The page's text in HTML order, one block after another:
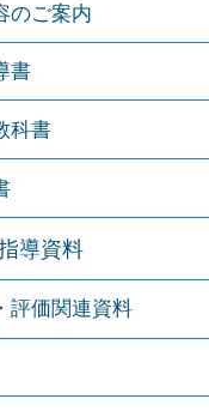
のご案内
書
科書
導資料
評価関連資料